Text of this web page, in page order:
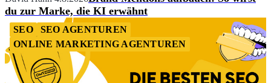
du zur Marke, die KI erwähnt
SEO
SEO AGENTUREN
ONLINE MARKETING AGENTUREN